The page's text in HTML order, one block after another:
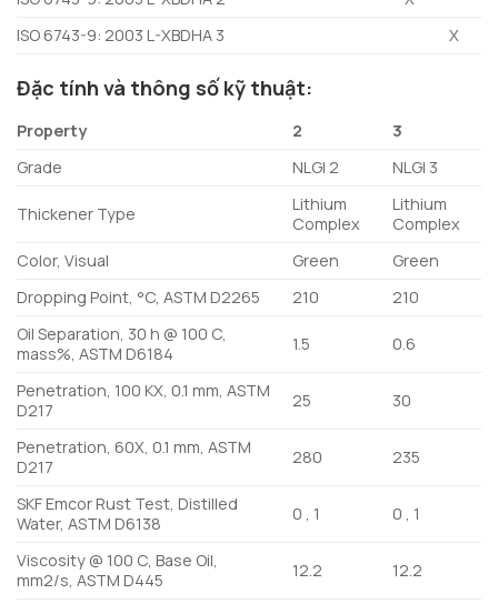
ISO 6743-9: 2003 L-XBDHA 3
X
Đặc tính và thông số kỹ thuật:
Property 2
3
Grade
NLGI 2 NLGI 3
Thickener Type
Lithium
Complex
Lithium
Complex
Color, Visual
Green
Green
Dropping Point, °C, ASTM D2265
210
210
Oil Separation, 30 h @ 100 C,
mass%, ASTM D6184
1.5 0.6
Penetration, 100 KX, 0.1 mm, ASTM
D217
25 30
Penetration, 60X, 0.1 mm, ASTM
D217
280 235
SKF Emcor Rust Test, Distilled
Water, ASTM D6138
0 , 1 0 , 1
Viscosity @ 100 C, Base Oil,
mm2/s, ASTM D445
12.2 12.2